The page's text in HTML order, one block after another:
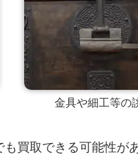
金具や細工等の
買取できる可能性が